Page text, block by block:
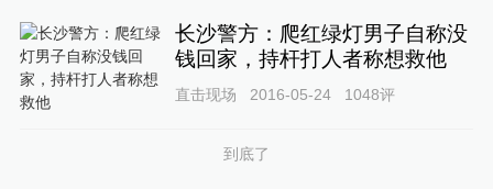
长沙警方：爬红绿灯男子自称没
钱回家，持杆打人者称想救他
直击现场 2016-05-24 1048评
到底了